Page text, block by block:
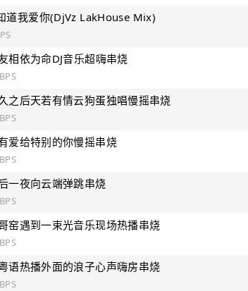
道我爱你(DjVz LakHouse Mix)
相依为命DJ音乐超嗨串烧
之后天若有情云狗蛋独唱慢摇串烧
爱给特别的你慢摇串烧
一夜向云端弹跳串烧
窑遇到一束光音乐现场热播串烧
语热播外面的浪子心声嗨房串烧